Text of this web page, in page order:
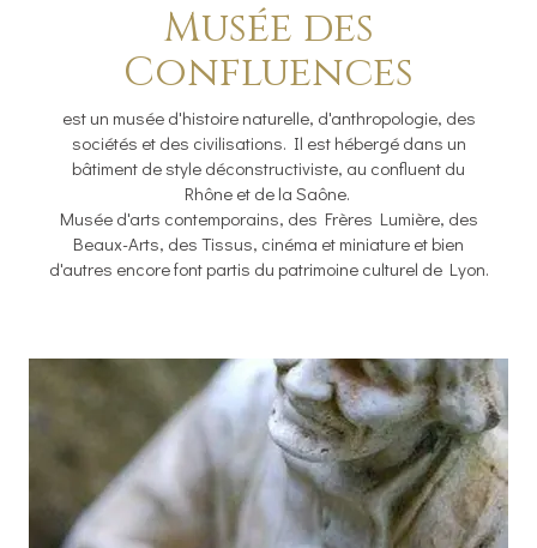
Musée des
Confluences
est un musée d'histoire naturelle, d'anthropologie, des
sociétés et des civilisations. Il est hébergé dans un
bâtiment de style déconstructiviste, au confluent du
Rhône et de la Saône.
Musée d'arts contemporains, des Frères Lumière, des
Beaux-Arts, des Tissus, cinéma et miniature et bien
d'autres encore font partis du patrimoine culturel de Lyon.